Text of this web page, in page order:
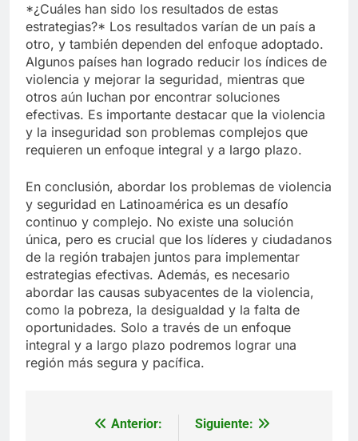
*¿Cuáles han sido los resultados de estas
estrategias?* Los resultados varían de un país a
otro, y también dependen del enfoque adoptado.
Algunos países han logrado reducir los índices de
violencia y mejorar la seguridad, mientras que
otros aún luchan por encontrar soluciones
efectivas. Es importante destacar que la violencia
y la inseguridad son problemas complejos que
requieren un enfoque integral y a largo plazo.
En conclusión, abordar los problemas de violencia
y seguridad en Latinoamérica es un desafío
continuo y complejo. No existe una solución
única, pero es crucial que los líderes y ciudadanos
de la región trabajen juntos para implementar
estrategias efectivas. Además, es necesario
abordar las causas subyacentes de la violencia,
como la pobreza, la desigualdad y la falta de
oportunidades. Solo a través de un enfoque
integral y a largo plazo podremos lograr una
región más segura y pacífica.
Navegación
Anterior:
Siguiente: